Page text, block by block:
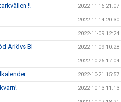
!! 2022-11-16 21:07
2022-11-14 20:30
2022-11-09 12:24
Arlövs BI 2022-11-09 10:28
2022-10-26 17:04
2022-10-21 15:57
2022-10-13 11:13